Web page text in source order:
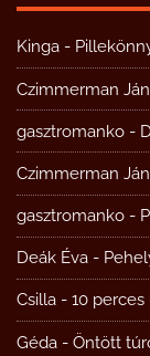
Kinga -
Czimmerman
gasztromanko -
Czimmerman
gasztromanko -
Deák Éva -
Csilla - 10
Géda - Öntött